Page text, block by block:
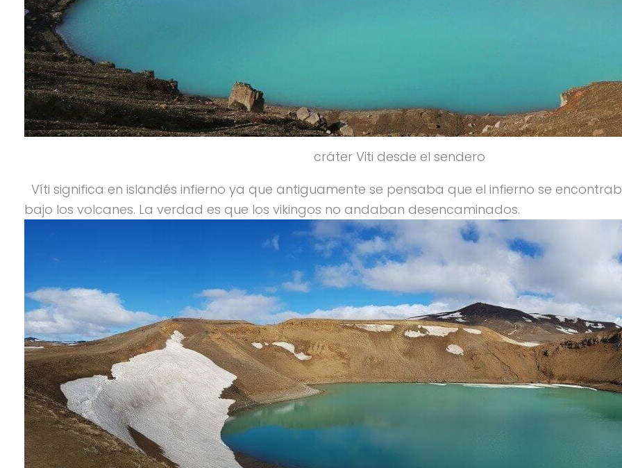
cráter Viti desde el sendero
Víti significa en islandés infierno ya que antiguamente se pensaba que el infierno se
bajo los volcanes. La verdad es que los vikingos no andaban desencaminados.